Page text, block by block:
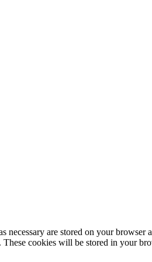
are stored on your browser
These cookies will be stored in your